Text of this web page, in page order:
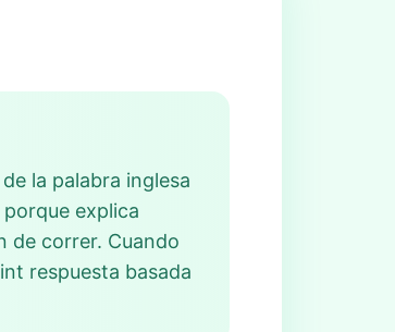
la palabra inglesa
explica
de correr. Cuando
respuesta basada